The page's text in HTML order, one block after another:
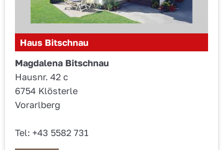
Haus Bitschnau
Magdalena Bitschnau
Hausnr. 42 c
6754 Klösterle
Vorarlberg
Tel: +43 5582 731